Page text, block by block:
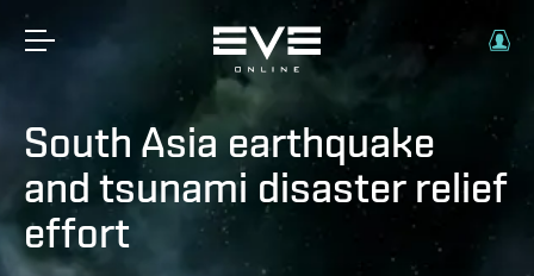
South Asia earthquake
and tsunami disaster relief
effort